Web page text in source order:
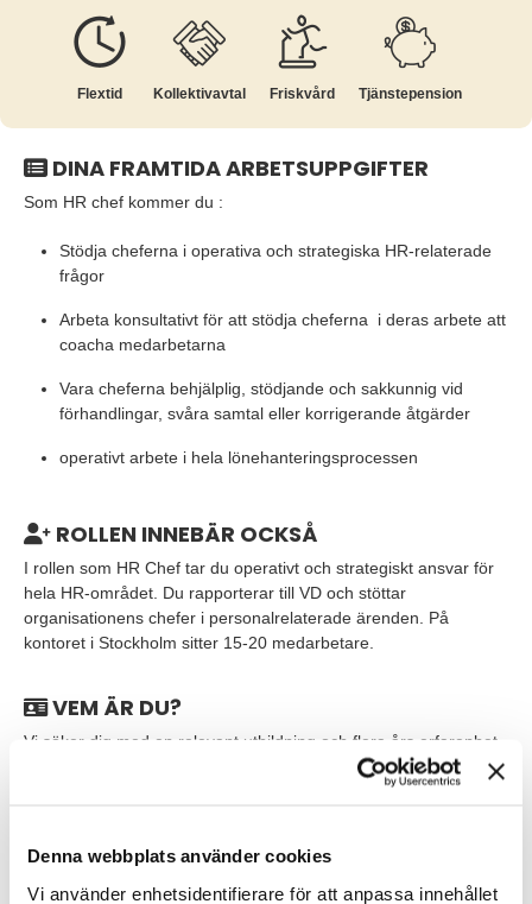
Denna webbplats använder cookies
Vi använder enhetsidentifierare för att anpassa innehållet
Flextid Kollektiv­avtal Friskvård Tjänste­pension
DINA FRAMTIDA ARBETSUPPGIFTER
Som HR chef kommer du :
Stödja cheferna i operativa och strategiska HR-relaterade
frågor
Arbeta konsultativt för att stödja cheferna i deras arbete att
coacha medarbetarna
Vara cheferna behjälplig, stödjande och sakkunnig vid
förhandlingar, svåra samtal eller korrigerande åtgärder
operativt arbete i hela lönehanteringsprocessen
ROLLEN INNEBÄR OCKSÅ
I rollen som HR Chef tar du operativt och strategiskt ansvar för
hela HR-området. Du rapporterar till VD och stöttar
organisationens chefer i personalrelaterade ärenden. På
kontoret i Stockholm sitter 15-20 medarbetare.
VEM ÄR DU?
Vi söker dig med en relevant utbildning och flera års erfarenhet
inom HR-området. Du har tidigare erfarenhet av att driva HR-
relaterade frågor både på tjänstemanna- och kollektivsidan. Du
Som person agerar du på eget initiativ och får saker att hända